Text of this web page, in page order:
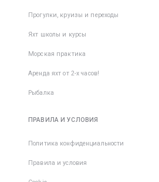
Прогулки, круизы и переходы
Яхт школы и курсы
Морская практика
Аренда яхт от 2-х часов!
Рыбалка
ПРАВИЛА И УСЛОВИЯ
Политика конфиденциальности
Правила и условия